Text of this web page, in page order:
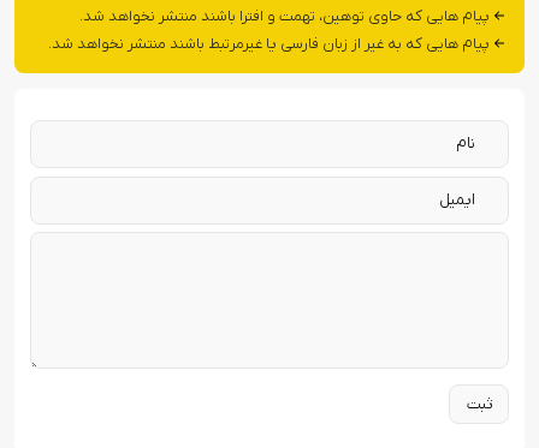
پیام هایی که حاوی توهین، تهمت و افترا باشند منتشر نخواهد شد.
پیام هایی که به غیر از زبان فارسی یا غیرمرتبط باشند منتشر نخواهد شد.